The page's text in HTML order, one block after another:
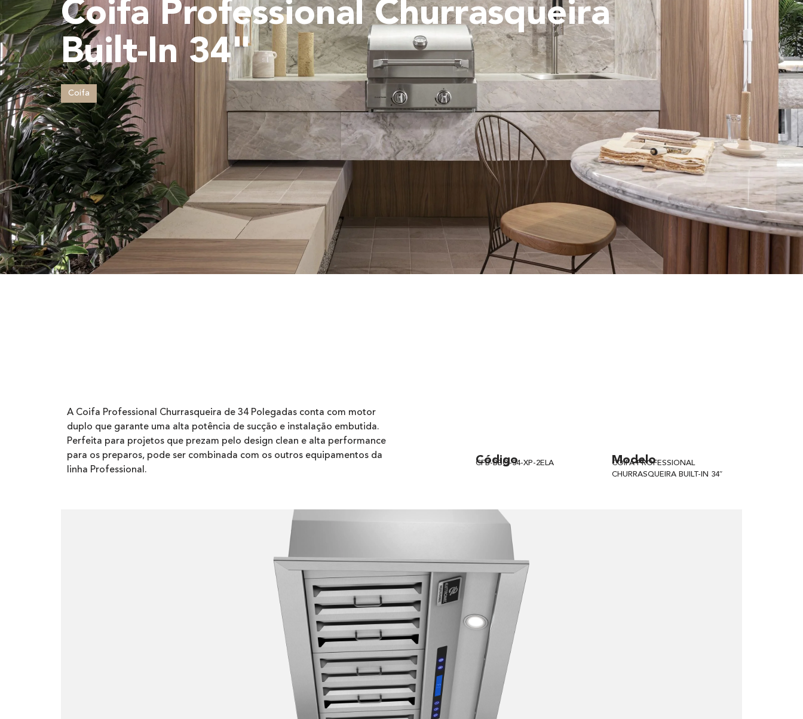
Coifa Professional Churrasqueira
Built-In 34"
Coifa
A Coifa Professional Churrasqueira de 34 Polegadas conta com motor
duplo que garante uma alta potência de sucção e instalação embutida.
Perfeita para projetos que prezam pelo design clean e alta performance
para os preparos, pode ser combinada com os outros equipamentos da
linha Professional.
Código
CFB-BBQ-34-XP-2ELA Modelo
COIFA PROFESSIONAL
CHURRASQUEIRA BUILT-IN 34″